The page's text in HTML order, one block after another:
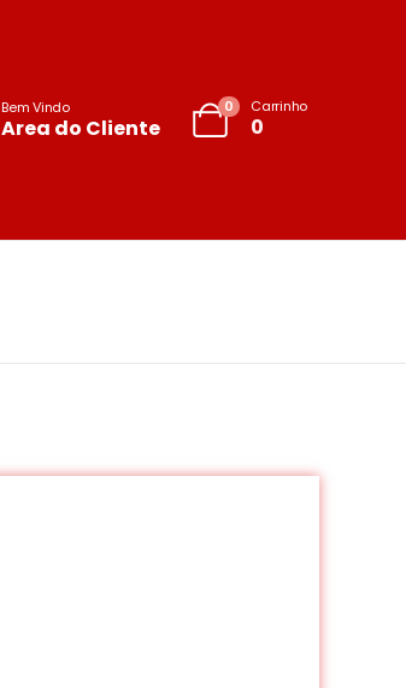
Bem Vindo
Area do Cliente
0 Carrinho
0